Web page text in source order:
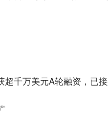
超千万美元A轮融资，已